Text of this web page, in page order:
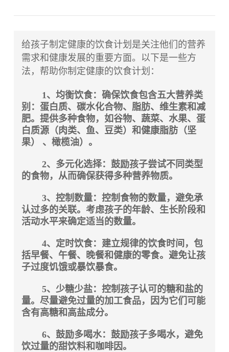
给孩子制定健康的饮食计划是关注他们的营养
需求和健康发展的重要方面。以下是一些方
法，帮助你制定健康的饮食计划：
1、均衡饮食：确保饮食包含五大营养类
别：蛋白质、碳水化合物、脂肪、维生素和减
肥。提供多种食物，如谷物、蔬菜、水果、蛋
白质源（肉类、鱼、豆类）和健康脂肪（坚
果） 、橄榄油）。
2、多元化选择：鼓励孩子尝试不同类型
的食物，从而确保获得多种营养物质。
3、控制数量：控制食物的数量，避免承
认过多的关联。考虑孩子的年龄、生长阶段和
活动水平来确定适当的数量。
4、定时饮食：建立规律的饮食时间，包
括早餐、午餐、晚餐和健康的零食。避免让孩
子过度饥饿或暴饮暴食。
5、少糖少盐：控制孩子认可的糖和盐的
量。尽量避免过量的加工食品，因为它们可能
含有高糖和高盐成分。
6、鼓励多喝水：鼓励孩子多喝水，避免
饮过量的甜饮料和咖啡因。